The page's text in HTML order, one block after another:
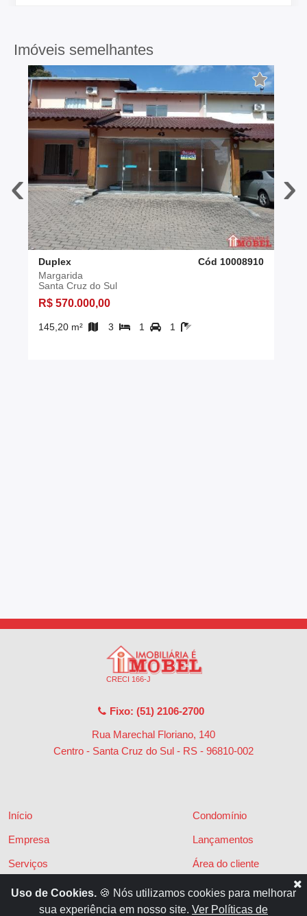
Imóveis semelhantes
‹
Duplex
Cód 10008910
Margarida
Santa Cruz do Sul
R$ 570.000,00
145,20 m² 3 1 1
›
CRECI 166-J
Fixo: (51) 2106-2700
Rua Marechal Floriano, 140
Centro - Santa Cruz do Sul - RS - 96810-002
Início
Empresa
Serviços
Financiamentos
Locações
Condomínio
Lançamentos
Área do cliente
Políticas de privacidade
Contato
Uso de Cookies. 🍪 Nós utilizamos cookies para melhorar
sua experiência em nosso site. Ver Políticas de